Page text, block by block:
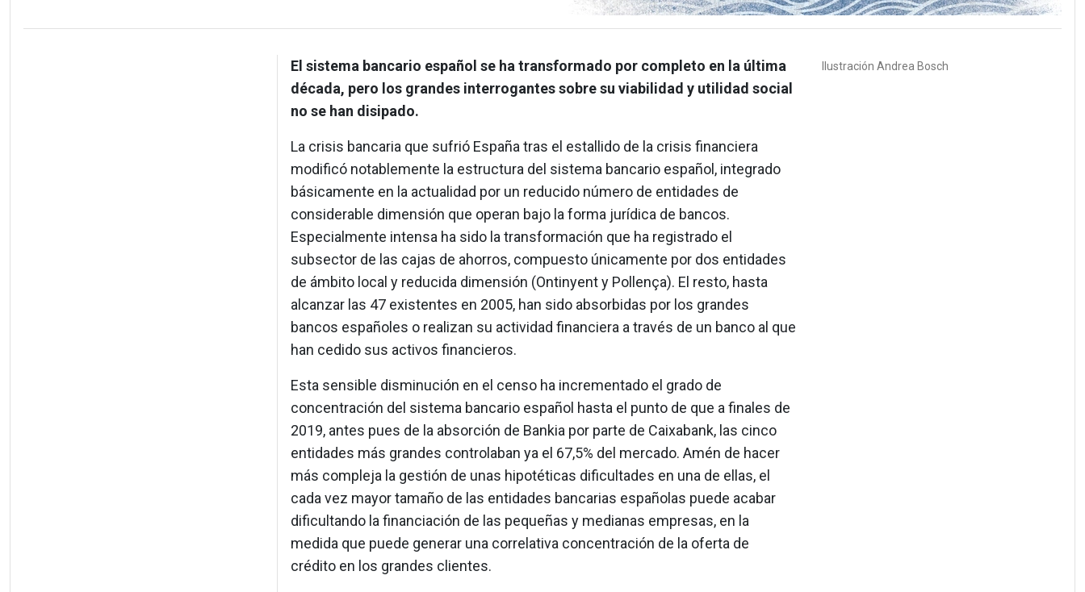
Ilustración Andrea Bosch
El sistema bancario español se ha transformado por completo en la última
década, pero los grandes interrogantes sobre su viabilidad y utilidad social
no se han disipado.
La crisis bancaria que sufrió España tras el estallido de la crisis financiera
modificó notablemente la estructura del sistema bancario español, integrado
básicamente en la actualidad por un reducido número de entidades de
considerable dimensión que operan bajo la forma jurídica de bancos.
Especialmente intensa ha sido la transformación que ha registrado el
subsector de las cajas de ahorros, compuesto únicamente por dos entidades
de ámbito local y reducida dimensión (Ontinyent y Pollença). El resto, hasta
alcanzar las 47 existentes en 2005, han sido absorbidas por los grandes
bancos españoles o realizan su actividad financiera a través de un banco al que
han cedido sus activos financieros.
Esta sensible disminución en el censo ha incrementado el grado de
concentración del sistema bancario español hasta el punto de que a finales de
2019, antes pues de la absorción de Bankia por parte de Caixabank, las cinco
entidades más grandes controlaban ya el 67,5% del mercado. Amén de hacer
más compleja la gestión de unas hipotéticas dificultades en una de ellas, el
cada vez mayor tamaño de las entidades bancarias españolas puede acabar
dificultando la financiación de las pequeñas y medianas empresas, en la
medida que puede generar una correlativa concentración de la oferta de
crédito en los grandes clientes.